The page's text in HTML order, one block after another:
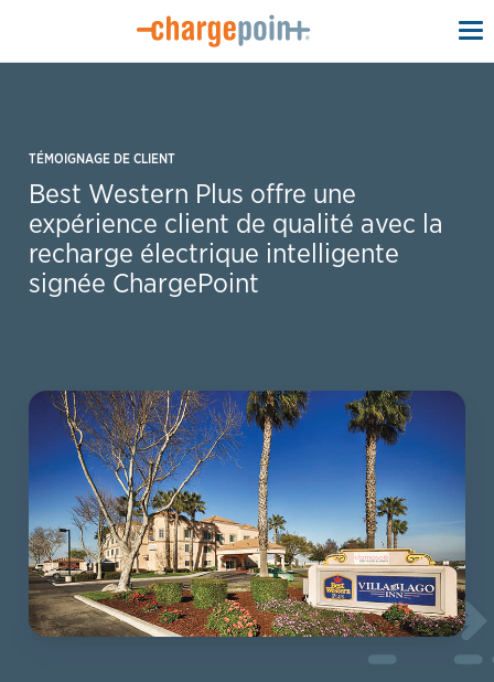
TÉMOIGNAGE DE CLIENT
Best Western Plus offre une
expérience client de qualité avec la
recharge électrique intelligente
signée ChargePoint